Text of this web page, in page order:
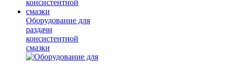
Оборудование для
раздачи
консистентной
смазки